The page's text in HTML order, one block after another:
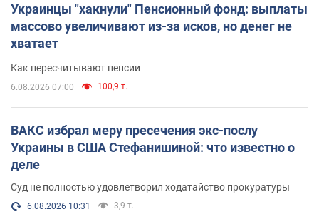
Украинцы "хакнули" Пенсионный фонд: выплаты
массово увеличивают из-за исков, но денег не
хватает
Как пересчитывают пенсии
6.08.2026 07:00 100,9 т.
ВАКС избрал меру пресечения экс-послу
Украины в США Стефанишиной: что известно о
деле
Суд не полностью удовлетворил ходатайство прокуратуры
6.08.2026 10:31 3,9 т.